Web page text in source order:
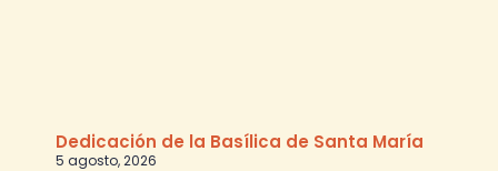
Dedicación de la Basílica de Santa María
5 agosto, 2026